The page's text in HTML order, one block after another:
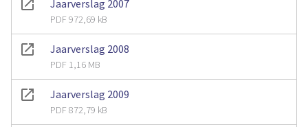
Jaarverslag 2007
PDF 972,69 kB
Jaarverslag 2008
PDF 1,16 MB
Jaarverslag 2009
PDF 872,79 kB